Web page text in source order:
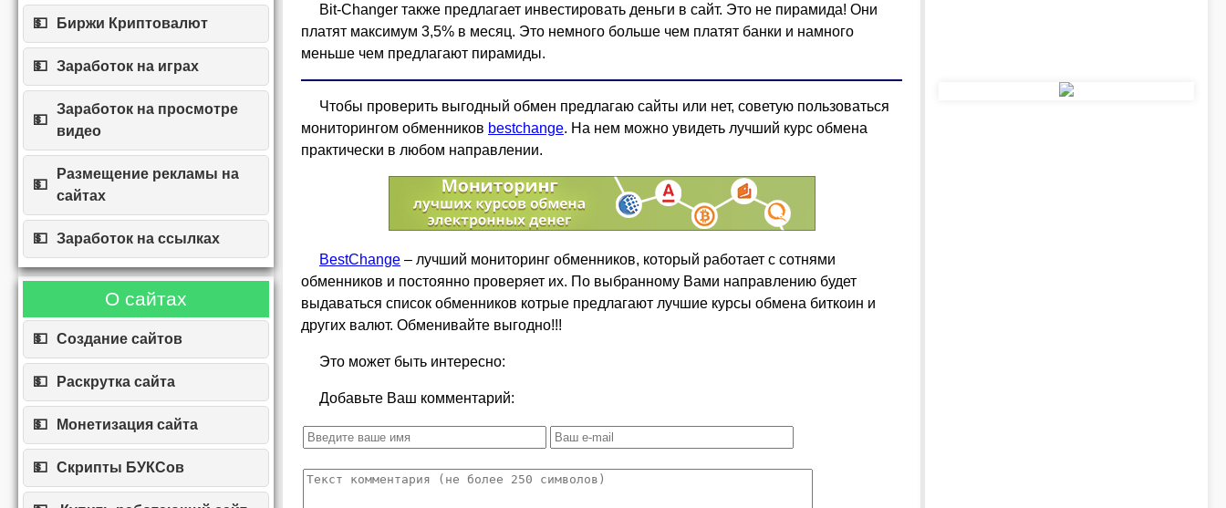
Биржи Криптовалют
Заработок на играх
Заработок на просмотре
видео
Размещение рекламы на
сайтах
Заработок на ссылках
О сайтах
Создание сайтов
Раскрутка сайта
Монетизация сайта
Скрипты БУКСов
Bit-Changer также предлагает инвестировать деньги в сайт. Это не пирамида! Они
платят максимум 3,5% в месяц. Это немного больше чем платят банки и намного
меньше чем предлагают пирамиды.
Чтобы проверить выгодный обмен предлагаю сайты или нет, советую пользоваться
мониторингом обменников bestchange. На нем можно увидеть лучший курс обмена
практически в любом направлении.
BestChange – лучший мониторинг обменников, который работает с сотнями
обменников и постоянно проверяет их. По выбранному Вами направлению будет
выдаваться список обменников котрые предлагают лучшие курсы обмена биткоин и
других валют. Обменивайте выгодно!!!
Это может быть интересно:
Добавьте Ваш комментарий: